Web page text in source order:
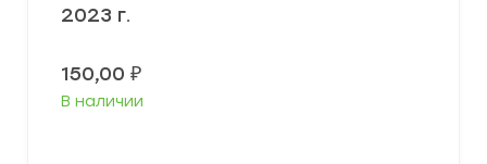
2023 г.
150,00 ₽
В наличии